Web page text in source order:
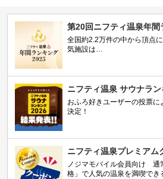
第20回ニフティ温泉年
全国約2.2万件の中から頂点
気施設は…
ニフティ温泉 サウナラ
おふろ好きユーザーの投票
決定！
ニフティ温泉プレミアム
ノジマモバイル会員向け 通
格」で人気の温泉を満喫でき